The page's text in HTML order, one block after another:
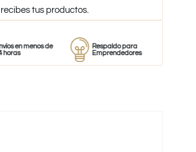
tus productos.
menos de
Respaldo para
Emprendedores